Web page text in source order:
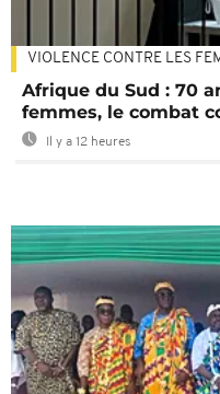
VIOLENCE CONTRE LES
Afrique du Sud : 70
femmes, le combat
Il y a 12 heures